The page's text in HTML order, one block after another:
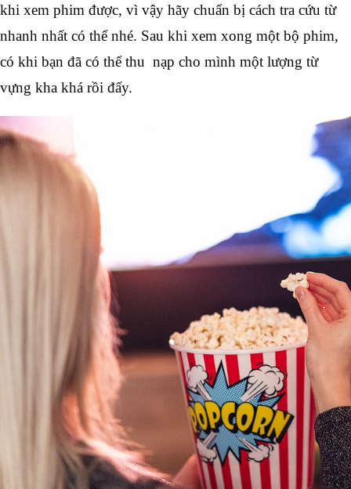
khi xem phim được, vì vậy hãy chuẩn bị cách tra cứu từ
nhanh nhất có thể nhé. Sau khi xem xong một bộ phim,
có khi bạn đã có thể thu  nạp cho mình một lượng từ
vựng kha khá rồi đấy.